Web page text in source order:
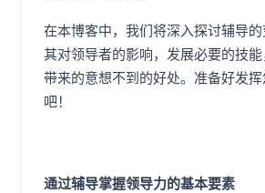
在本博客中，我们将深入探讨辅导
其对领导者的影响，发展必要的技
带来的意想不到的好处。准备好发
吧！
通过辅导掌握领导力的基本要素